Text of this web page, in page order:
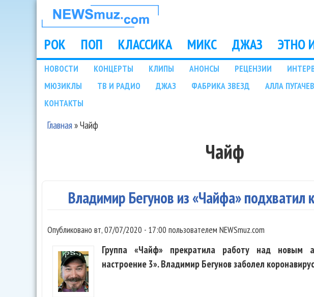
НОВОСТИ
МУЗЫКИ И
ШОУ БИЗНЕСА
NEWSMUZ.COM
Main menu
РОК ПОП КЛАССИКА МИКС ДЖАЗ ЭТНО
Подразделы
НОВОСТИ КОНЦЕРТЫ КЛИПЫ АНОНСЫ РЕЦЕНЗИИ
МЮЗИКЛЫ
ТВ И РАДИО ДЖАЗ ФАБРИКА ЗВЕЗД АЛЛА
КОНТАКТЫ
Вы здесь
Главная»Чайф
Чайф
Владимир Бегунов из «Чайфа» подхватил
Опубликовано вт, 07/07/2020 - 17:00 пользователем NEWSmuz.com
Группа «Чайф» прекратила работу над новым
настроение 3». Владимир Бегунов заболел